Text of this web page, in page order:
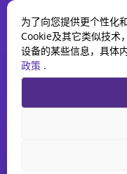
CDNetworks Inc., © 2026.
为了向您提供更个性化
Cookie及其它类似技术
设备的某些信息，具体
政策 .